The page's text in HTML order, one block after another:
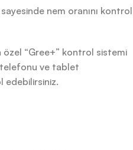
nem oranını kontrol
özel “Gree+” kontrol sistemi
telefonu ve tablet
edebilirsiniz.